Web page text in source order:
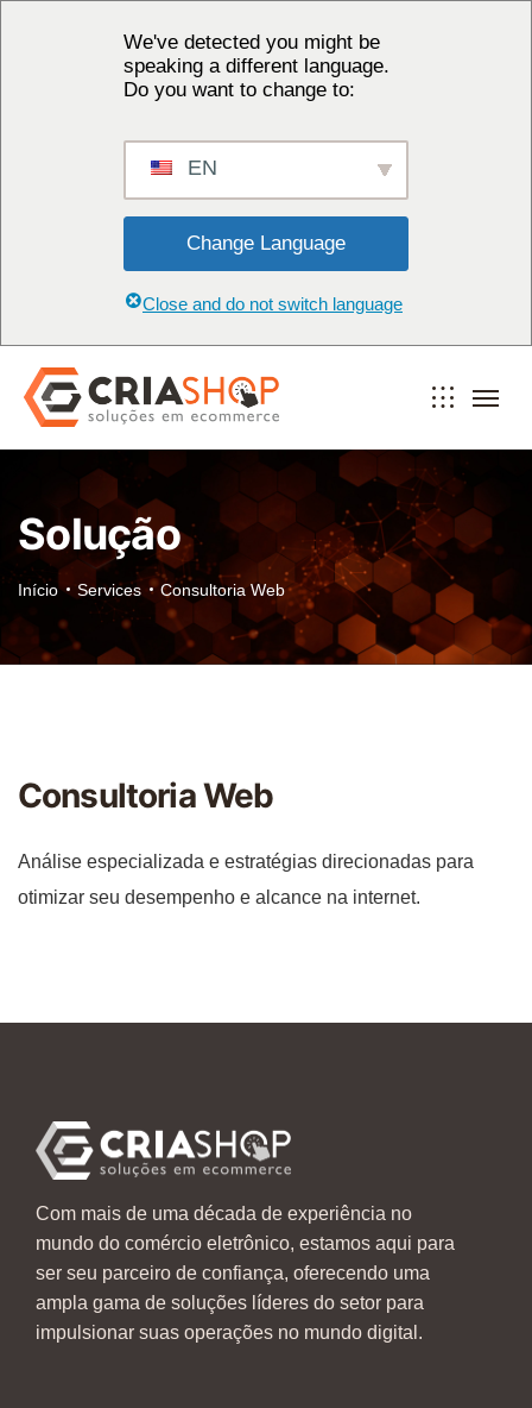
We've detected you might be
speaking a different language.
Do you want to change to:
EN
Change Language
Close and do not switch language
Solução
Início Services Consultoria Web
Consultoria Web
Análise especializada e estratégias direcionadas para
otimizar seu desempenho e alcance na internet.
Com mais de uma década de experiência no
mundo do comércio eletrônico, estamos aqui para
ser seu parceiro de confiança, oferecendo uma
ampla gama de soluções líderes do setor para
impulsionar suas operações no mundo digital.